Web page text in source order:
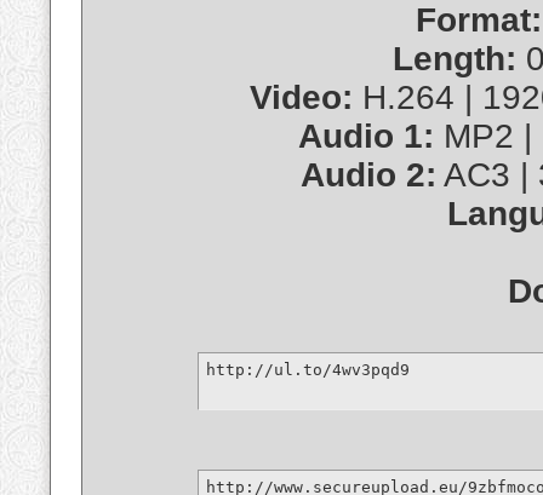
Format:
Length:
Video: H.264 |
Audio 1: MP2
Audio 2: AC3 |
http://ul.to/4wv3pqd9
http://www.secureupload.eu/